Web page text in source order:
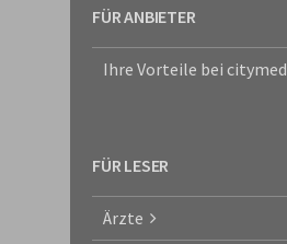
FÜR ANBIETER
Ihre Vorteile bei citymed
FÜR LESER
Ärzte